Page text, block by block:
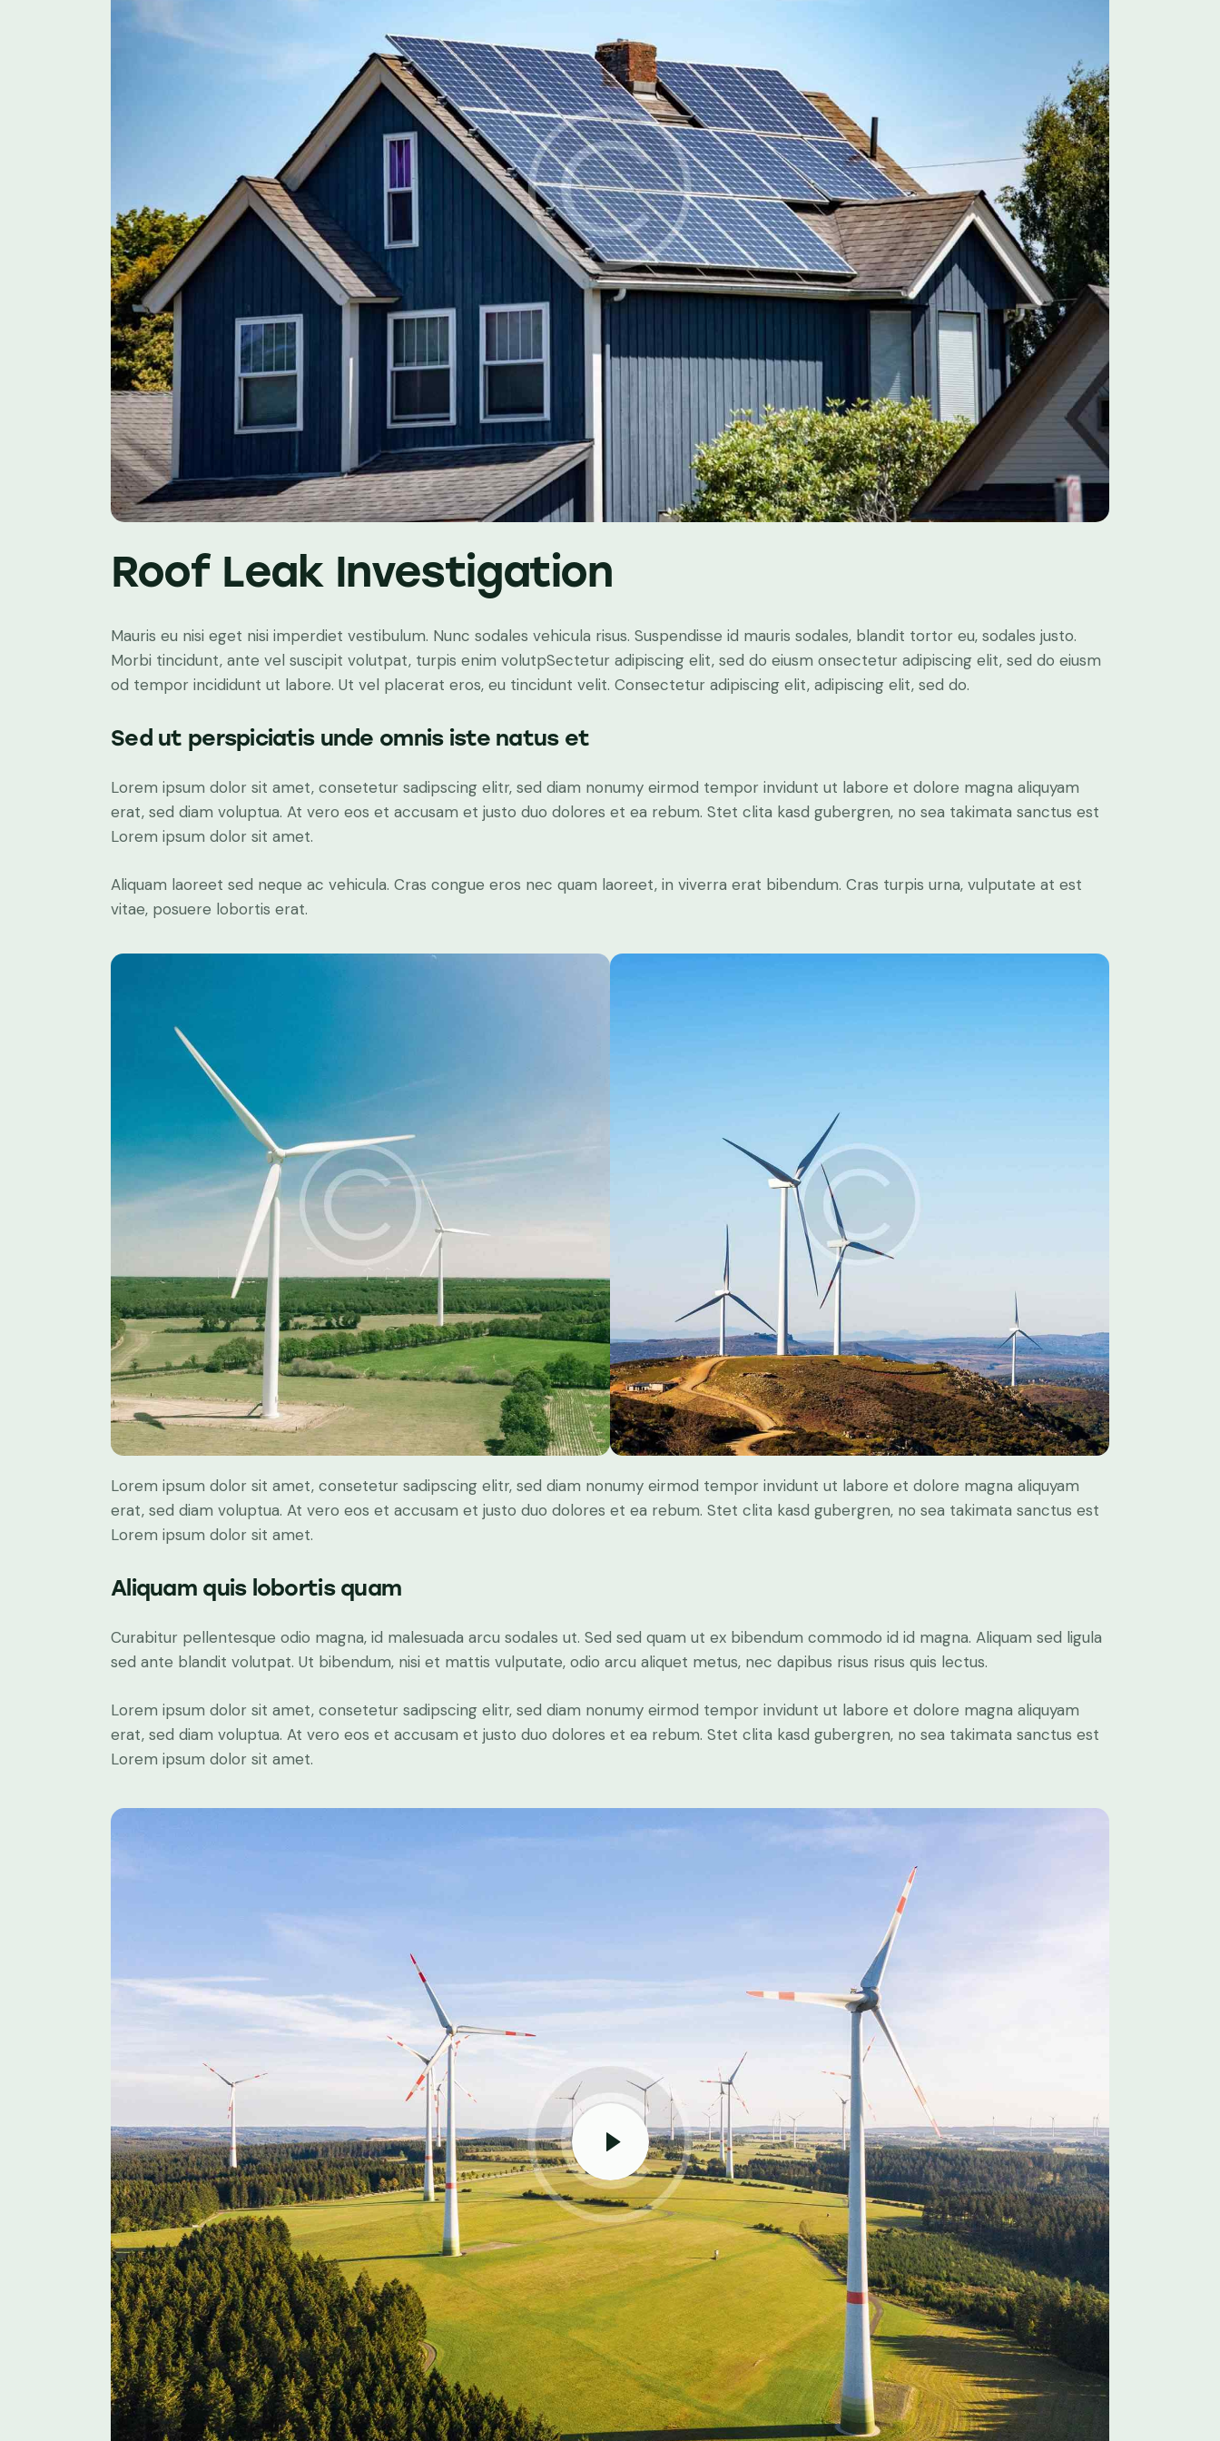
Roof Leak Investigation
Mauris eu nisi eget nisi imperdiet vestibulum. Nunc sodales vehicula risus. Suspendisse id mauris sodales, blandit tortor eu, sodales justo.
Morbi tincidunt, ante vel suscipit volutpat, turpis enim volutpSectetur adipiscing elit, sed do eiusm onsectetur adipiscing elit, sed do eiusm
od tempor incididunt ut labore. Ut vel placerat eros, eu tincidunt velit. Consectetur adipiscing elit, adipiscing elit, sed do.
Sed ut perspiciatis unde omnis iste natus et
Lorem ipsum dolor sit amet, consetetur sadipscing elitr, sed diam nonumy eirmod tempor invidunt ut labore et dolore magna aliquyam
erat, sed diam voluptua. At vero eos et accusam et justo duo dolores et ea rebum. Stet clita kasd gubergren, no sea takimata sanctus est
Lorem ipsum dolor sit amet.
Aliquam laoreet sed neque ac vehicula. Cras congue eros nec quam laoreet, in viverra erat bibendum. Cras turpis urna, vulputate at est
vitae, posuere lobortis erat.
Lorem ipsum dolor sit amet, consetetur sadipscing elitr, sed diam nonumy eirmod tempor invidunt ut labore et dolore magna aliquyam
erat, sed diam voluptua. At vero eos et accusam et justo duo dolores et ea rebum. Stet clita kasd gubergren, no sea takimata sanctus est
Lorem ipsum dolor sit amet.
Aliquam quis lobortis quam
Curabitur pellentesque odio magna, id malesuada arcu sodales ut. Sed sed quam ut ex bibendum commodo id id magna. Aliquam sed ligula
sed ante blandit volutpat. Ut bibendum, nisi et mattis vulputate, odio arcu aliquet metus, nec dapibus risus risus quis lectus.
Lorem ipsum dolor sit amet, consetetur sadipscing elitr, sed diam nonumy eirmod tempor invidunt ut labore et dolore magna aliquyam
erat, sed diam voluptua. At vero eos et accusam et justo duo dolores et ea rebum. Stet clita kasd gubergren, no sea takimata sanctus est
Lorem ipsum dolor sit amet.